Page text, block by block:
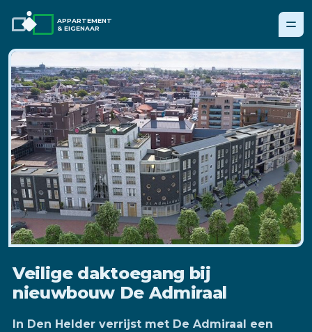
APPARTEMENT
& EIGENAAR
Veilige daktoegang bij
nieuwbouw De Admiraal
In Den Helder verrijst met De Admiraal een